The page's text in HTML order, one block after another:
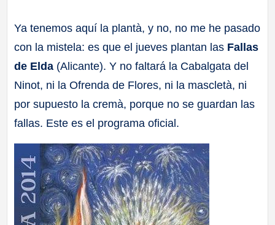
Ya tenemos aquí la plantà, y no, no me he pasado
con la mistela: es que el jueves plantan las Fallas
de Elda (Alicante). Y no faltará la Cabalgata del
Ninot, ni la Ofrenda de Flores, ni la mascletà, ni
por supuesto la cremà, porque no se guardan las
fallas. Este es el programa oficial.